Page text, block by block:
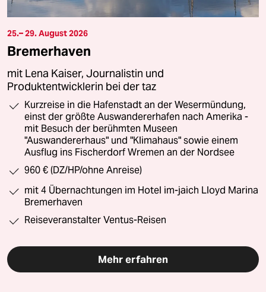
25.– 29. August 2026
Bremerhaven
mit Lena Kaiser, Journalistin und
Produktentwicklerin bei der taz
Kurzreise in die Hafenstadt an der Wesermündung,
einst der größte Auswandererhafen nach Amerika -
mit Besuch der berühmten Museen
"Auswandererhaus" und "Klimahaus" sowie einem
Ausflug ins Fischerdorf Wremen an der Nordsee
960 € (DZ/HP/ohne Anreise)
mit 4 Übernachtungen im Hotel im-jaich Lloyd Marina
Bremerhaven
Reiseveranstalter Ventus-Reisen
Mehr erfahren